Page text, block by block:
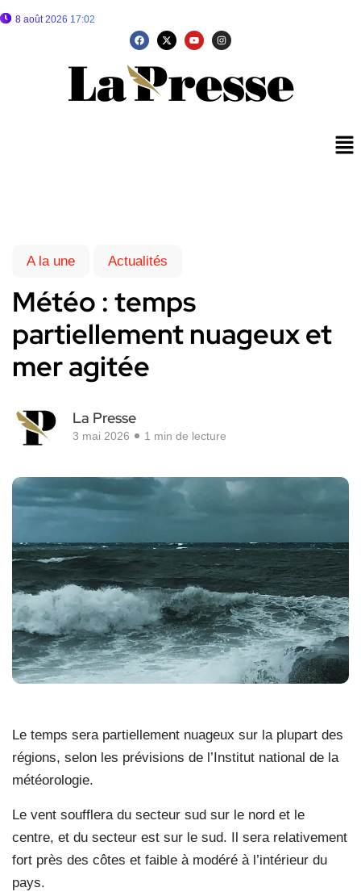
8 août 2026 17:02
A la une Actualités
Météo : temps
partiellement nuageux et
mer agitée
La Presse
3 mai 2026 1 min de lecture
Le temps sera partiellement nuageux sur la plupart des
régions, selon les prévisions de l’Institut national de la
météorologie.
Le vent soufflera du secteur sud sur le nord et le
centre, et du secteur est sur le sud. Il sera relativement
fort près des côtes et faible à modéré à l’intérieur du
pays.